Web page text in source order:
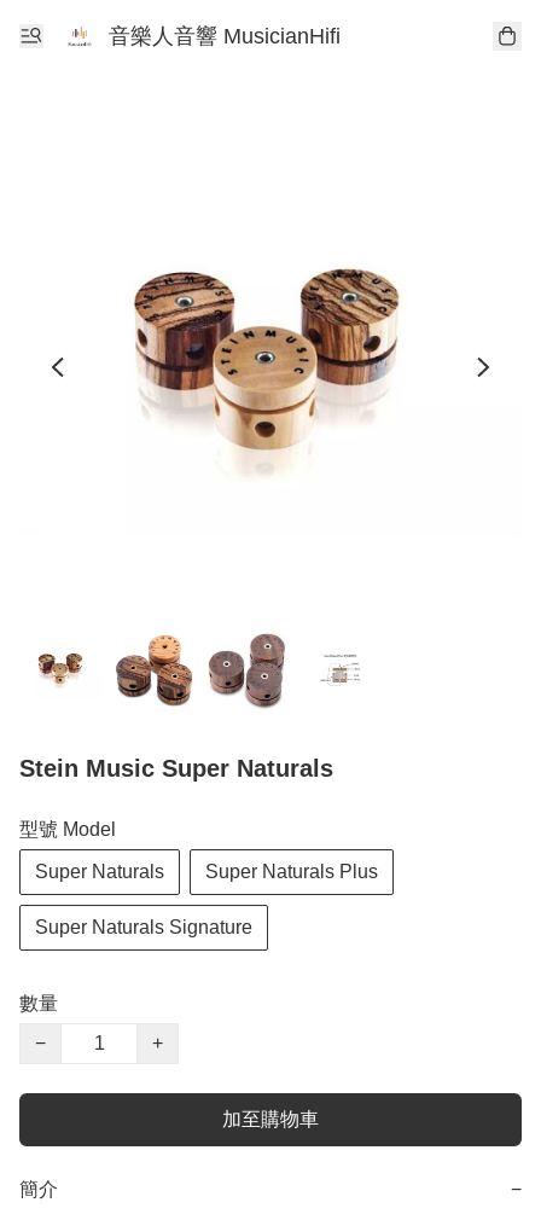
音樂人音響 MusicianHifi
Stein Music Super Naturals
型號 Model
Super Naturals Super Naturals Plus
Super Naturals Signature
數量
−
+
加至購物車
簡介 −